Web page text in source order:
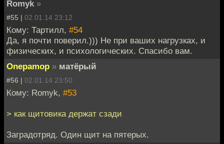
Romyk »
#55 | 02.01.14 23:12
Кому: Тартилл, #54
Да, я почти поверил.))) Не при ваших нагрузках, и
физических, и психологических. Спасибо вам.
Onepamop » матёрый
#56 | 02.01.14 23:50
Кому: Romyk, #53
> как щитовика держат сзади
Заградотряд. Один щит на пятерых.